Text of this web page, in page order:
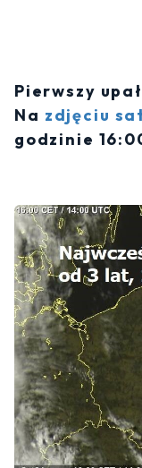
Pierwszy
Na zdjęciu
godzinie